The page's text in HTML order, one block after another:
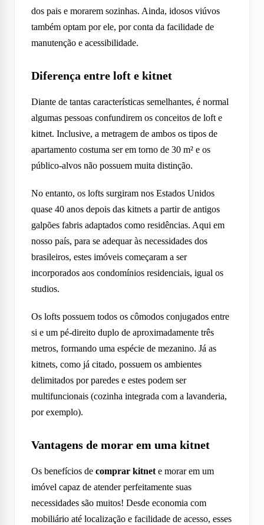
dos pais e morarem sozinhas. Ainda, idosos viúvos
também optam por ele, por conta da facilidade de
manutenção e acessibilidade.
Diferença entre loft e kitnet
Diante de tantas características semelhantes, é normal
algumas pessoas confundirem os conceitos de loft e
kitnet. Inclusive, a metragem de ambos os tipos de
apartamento costuma ser em torno de 30 m² e os
público-alvos não possuem muita distinção.
No entanto, os lofts surgiram nos Estados Unidos
quase 40 anos depois das kitnets a partir de antigos
galpões fabris adaptados como residências. Aqui em
nosso país, para se adequar às necessidades dos
brasileiros, estes imóveis começaram a ser
incorporados aos condomínios residenciais, igual os
studios.
Os lofts possuem todos os cômodos conjugados entre
si e um pé-direito duplo de aproximadamente três
metros, formando uma espécie de mezanino. Já as
kitnets, como já citado, possuem os ambientes
delimitados por paredes e estes podem ser
multifuncionais (cozinha integrada com a lavanderia,
por exemplo).
Vantagens de morar em uma kitnet
Os benefícios de comprar kitnet e morar em um
imóvel capaz de atender perfeitamente suas
necessidades são muitos! Desde economia com
mobiliário até localização e facilidade de acesso, esses